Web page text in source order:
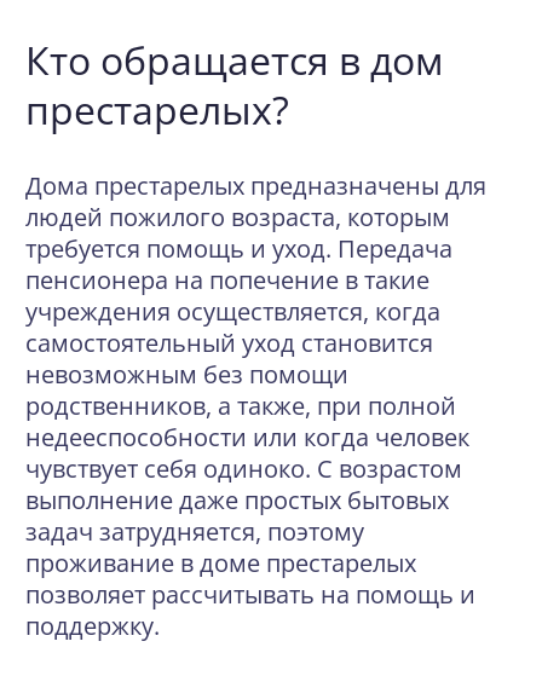
Кто обращается в дом
престарелых?
Дома престарелых предназначены для
людей пожилого возраста, которым
требуется помощь и уход. Передача
пенсионера на попечение в такие
учреждения осуществляется, когда
самостоятельный уход становится
невозможным без помощи
родственников, а также, при полной
недееспособности или когда человек
чувствует себя одиноко. С возрастом
выполнение даже простых бытовых
задач затрудняется, поэтому
проживание в доме престарелых
позволяет рассчитывать на помощь и
поддержку.